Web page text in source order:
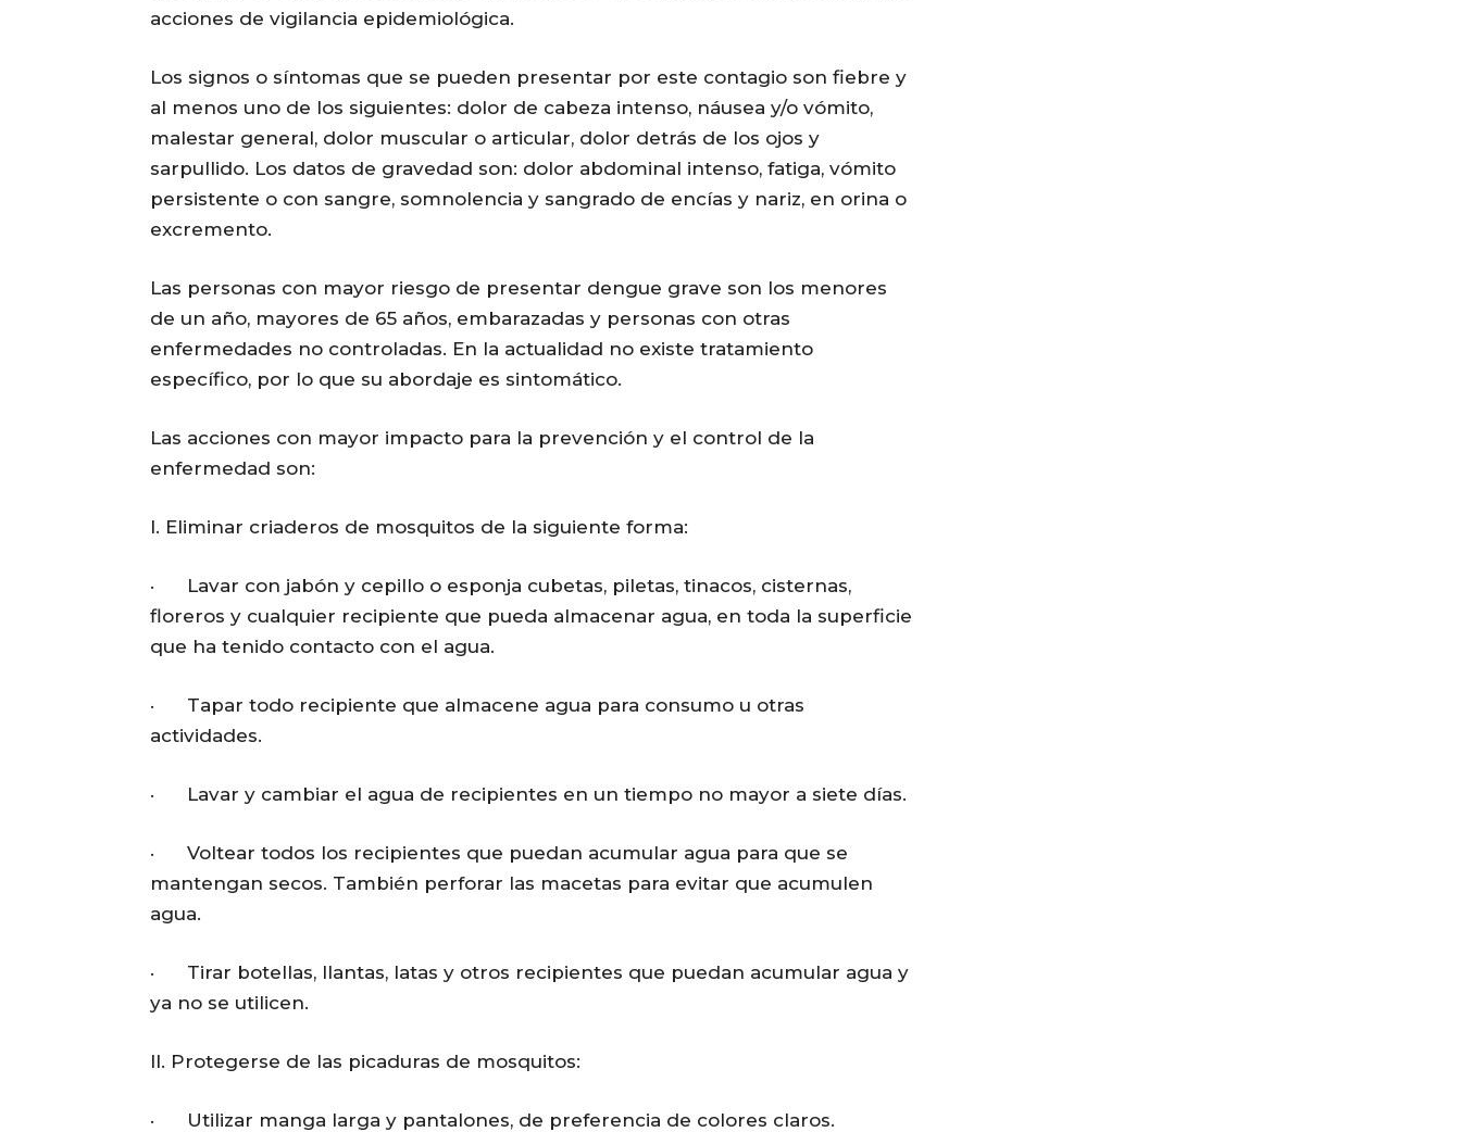
acciones de vigilancia epidemiológica.
Los signos o síntomas que se pueden presentar por este contagio son fiebre y
al menos uno de los siguientes: dolor de cabeza intenso, náusea y/o vómito,
malestar general, dolor muscular o articular, dolor detrás de los ojos y
sarpullido. Los datos de gravedad son: dolor abdominal intenso, fatiga, vómito
persistente o con sangre, somnolencia y sangrado de encías y nariz, en orina o
excremento.
Las personas con mayor riesgo de presentar dengue grave son los menores
de un año, mayores de 65 años, embarazadas y personas con otras
enfermedades no controladas. En la actualidad no existe tratamiento
específico, por lo que su abordaje es sintomático.
Las acciones con mayor impacto para la prevención y el control de la
enfermedad son:
I. Eliminar criaderos de mosquitos de la siguiente forma:
· Lavar con jabón y cepillo o esponja cubetas, piletas, tinacos, cisternas,
floreros y cualquier recipiente que pueda almacenar agua, en toda la superficie
que ha tenido contacto con el agua.
· Tapar todo recipiente que almacene agua para consumo u otras
actividades.
· Lavar y cambiar el agua de recipientes en un tiempo no mayor a siete días.
· Voltear todos los recipientes que puedan acumular agua para que se
mantengan secos. También perforar las macetas para evitar que acumulen
agua.
· Tirar botellas, llantas, latas y otros recipientes que puedan acumular agua y
ya no se utilicen.
II. Protegerse de las picaduras de mosquitos:
· Utilizar manga larga y pantalones, de preferencia de colores claros.